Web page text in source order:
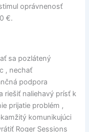
oprávnenosť
€.
sa pozlátený
, nechať
podpora
riešiť naliehavý prísť k
prijatie problém ,
komunikujúci
Roger Sessions